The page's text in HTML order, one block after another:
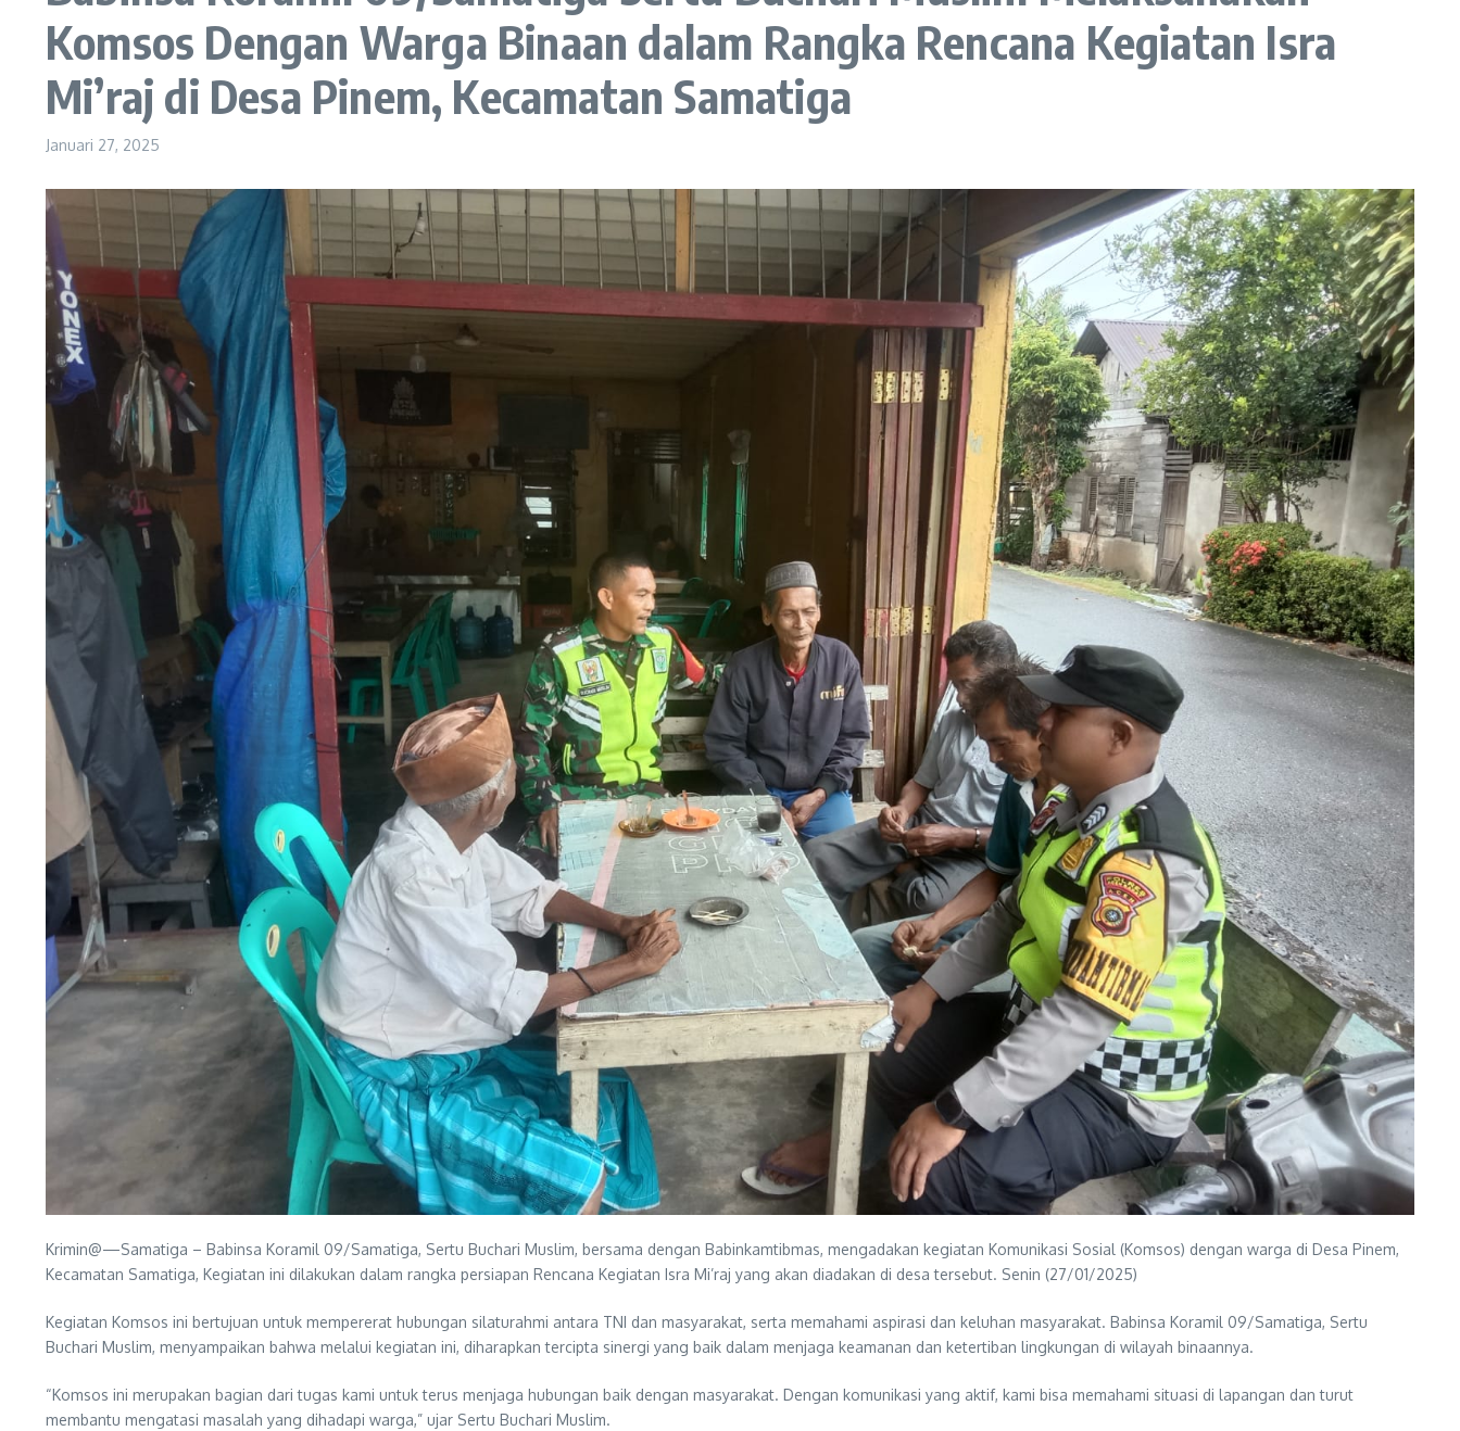
Komsos Dengan Warga Binaan dalam Rangka Rencana Kegiatan Isra
Mi’raj di Desa Pinem, Kecamatan Samatiga
Januari 27, 2025
Krimin@—Samatiga – Babinsa Koramil 09/Samatiga, Sertu Buchari Muslim, bersama dengan Babinkamtibmas, mengadakan kegiatan Komunikasi Sosial (Komsos) dengan warga di Desa Pinem,
Kecamatan Samatiga, Kegiatan ini dilakukan dalam rangka persiapan Rencana Kegiatan Isra Mi’raj yang akan diadakan di desa tersebut. Senin (27/01/2025)
Kegiatan Komsos ini bertujuan untuk mempererat hubungan silaturahmi antara TNI dan masyarakat, serta memahami aspirasi dan keluhan masyarakat. Babinsa Koramil 09/Samatiga, Sertu
Buchari Muslim, menyampaikan bahwa melalui kegiatan ini, diharapkan tercipta sinergi yang baik dalam menjaga keamanan dan ketertiban lingkungan di wilayah binaannya.
“Komsos ini merupakan bagian dari tugas kami untuk terus menjaga hubungan baik dengan masyarakat. Dengan komunikasi yang aktif, kami bisa memahami situasi di lapangan dan turut
membantu mengatasi masalah yang dihadapi warga,” ujar Sertu Buchari Muslim.